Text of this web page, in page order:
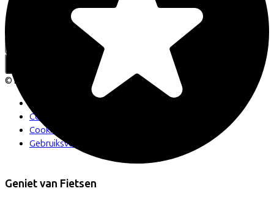
Geniet van Fietsen
LinkedIn Instagram
© Lease a Bike. All Rights Reserved.
Cookie statement
Cookie instellingen
Gebruiksvoorwaarden